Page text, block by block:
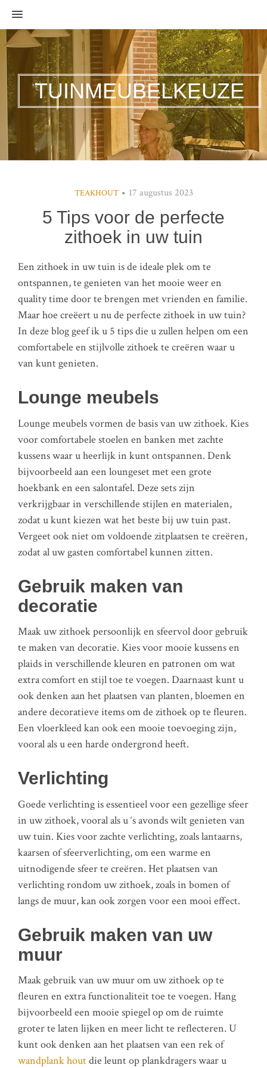
MENU
TUINMEUBELKEUZE
TEAKHOUT 17 augustus 2023
5 Tips voor de perfecte
zithoek in uw tuin
Een zithoek in uw tuin is de ideale plek om te
ontspannen, te genieten van het mooie weer en
quality time door te brengen met vrienden en familie.
Maar hoe creëert u nu de perfecte zithoek in uw tuin?
In deze blog geef ik u 5 tips die u zullen helpen om een
comfortabele en stijlvolle zithoek te creëren waar u
van kunt genieten.
Lounge meubels
Lounge meubels vormen de basis van uw zithoek. Kies
voor comfortabele stoelen en banken met zachte
kussens waar u heerlijk in kunt ontspannen. Denk
bijvoorbeeld aan een loungeset met een grote
hoekbank en een salontafel. Deze sets zijn
verkrijgbaar in verschillende stijlen en materialen,
zodat u kunt kiezen wat het beste bij uw tuin past.
Vergeet ook niet om voldoende zitplaatsen te creëren,
zodat al uw gasten comfortabel kunnen zitten.
Gebruik maken van
decoratie
Maak uw zithoek persoonlijk en sfeervol door gebruik
te maken van decoratie. Kies voor mooie kussens en
plaids in verschillende kleuren en patronen om wat
extra comfort en stijl toe te voegen. Daarnaast kunt u
ook denken aan het plaatsen van planten, bloemen en
andere decoratieve items om de zithoek op te fleuren.
Een vloerkleed kan ook een mooie toevoeging zijn,
vooral als u een harde ondergrond heeft.
Verlichting
Goede verlichting is essentieel voor een gezellige sfeer
in uw zithoek, vooral als u ‘s avonds wilt genieten van
uw tuin. Kies voor zachte verlichting, zoals lantaarns,
kaarsen of sfeerverlichting, om een warme en
uitnodigende sfeer te creëren. Het plaatsen van
verlichting rondom uw zithoek, zoals in bomen of
langs de muur, kan ook zorgen voor een mooi effect.
Gebruik maken van uw
muur
Maak gebruik van uw muur om uw zithoek op te
fleuren en extra functionaliteit toe te voegen. Hang
bijvoorbeeld een mooie spiegel op om de ruimte
groter te laten lijken en meer licht te reflecteren. U
kunt ook denken aan het plaatsen van een rek of
wandplank houtdie leunt op plankdragers waar u